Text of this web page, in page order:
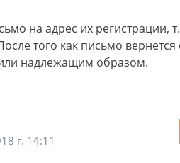
на адрес их регистрации,
того как письмо вернется
надлежащим образом.
г. 14:11